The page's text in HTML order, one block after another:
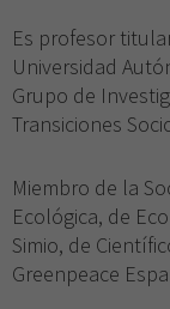
Es profesor
Universidad
Grupo de
Transiciones
Miembro de la
Ecológica, de
Simio, de
Greenpeace